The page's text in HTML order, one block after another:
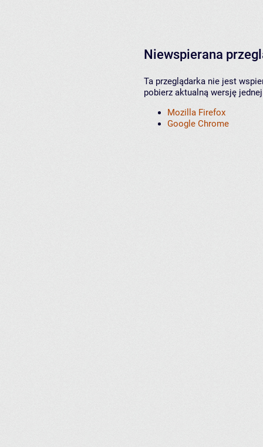
Niewspierana
Ta przeglądarka nie jest
pobierz aktualną wersję
Mozilla Firefox
Google Chrome